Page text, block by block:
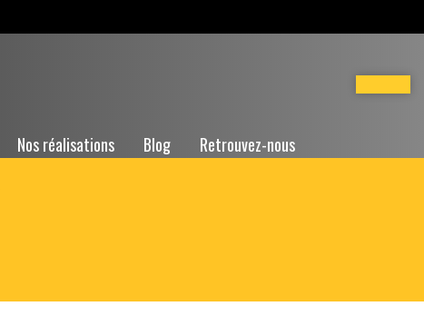
Nos réalisations Blog Retrouvez-nous